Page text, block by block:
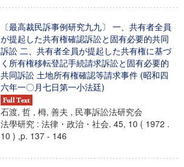
〔最高裁民訴事例研究九九〕 一、共有者全員
が提起した共有権確認訴訟と固有必要的共同
訴訟 二、共有者全員が提起した共有権に基づ
く所有権移転登記手続請求訴訟と固有必要的
共同訴訟 土地所有権確認等請求事件 (昭和四
六年一〇月七日第一小法廷)
石渡, 哲 , 栂, 善夫 , 民事訴訟法研究会
法學研究 : 法律・政治・社会. 45, 10 ( 1972 .
10 ) ,p. 137 - 146